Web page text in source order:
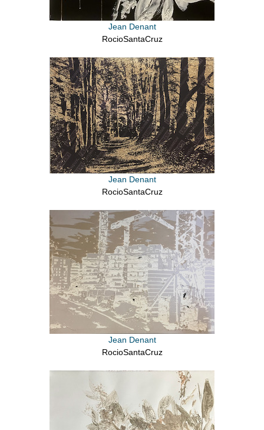
Jean Denant
RocioSantaCruz
Jean Denant
RocioSantaCruz
Jean Denant
RocioSantaCruz